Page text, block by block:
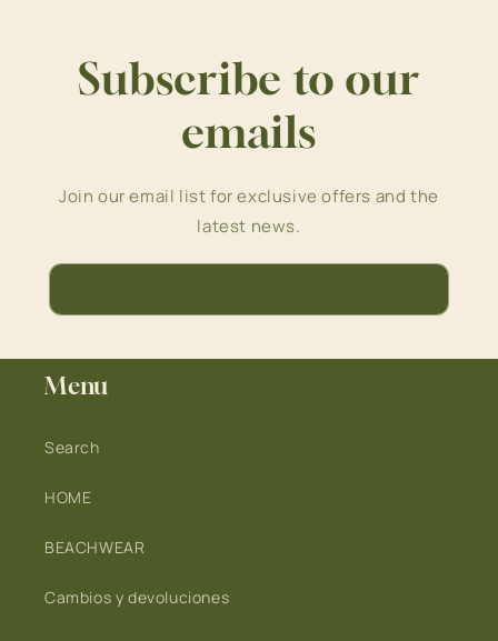
Subscribe to our
emails
Join our email list for exclusive offers and the
latest news.
Menu
Search
HOME
BEACHWEAR
Cambios y devoluciones